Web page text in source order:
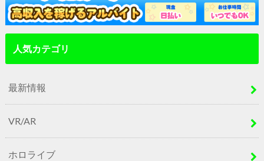
人気カテゴリ
最新情報
VR/AR
ホロライブ